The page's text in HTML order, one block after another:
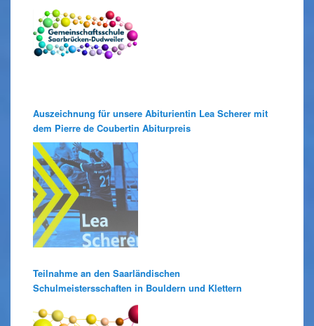
Auszeichnung für unsere Abiturientin Lea Scherer mit
dem Pierre de Coubertin Abiturpreis
Teilnahme an den Saarländischen
Schulmeistersschaften in Bouldern und Klettern